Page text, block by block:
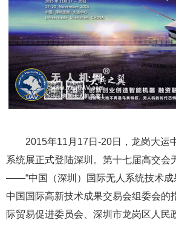
2015年11月17日-20日，龙岗大运
系统展正式登陆深圳。第十七届高交会
——“中国（深圳）国际无人系统技术成
中国国际高新技术成果交易会组委会的
际贸易促进委员会、深圳市龙岗区人民